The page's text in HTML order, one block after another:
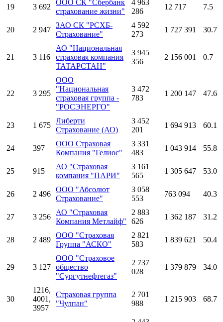
19 3 692
ООО СК "Сбербанк
страхование жизни"
4 963
286
12 717 7.5
20 2 947
ЗАО СК "РСХБ-
Страхование"
4 592
273
1 727 391 30.7
21 3 116
АО "Национальная
страховая компания
ТАТАРСТАН"
3 945
356
2 156 001 0.7
22 3 295
ООО
"Национальная
страховая группа -
"РОСЭНЕРГО"
3 472
783
1 200 147 47.6
23 1 675
Либерти
Страхование (АО)
3 452
201
1 694 913 60.1
24 397
ООО Страховая
Компания "Гелиос"
3 331
483
1 043 914 55.8
25 915
АО "Страховая
компания "ПАРИ"
3 161
565
1 305 647 53.0
26 2 496
ООО "Абсолют
Страхование"
3 058
553
763 094 40.3
27 3 256
АО "Страховая
Компания Метлайф"
2 883
626
1 362 187 31.2
28 2 489
ООО "Страховая
Группа "АСКО"
2 821
583
1 839 621 50.4
29 3 127
ООО "Страховое
общество
"Сургутнефтегаз"
2 737
028
1 379 879 34.0
30
1216,
4001,
3957
Страховая группа
"Чулпан"
2 701
988
1 215 903 68.7